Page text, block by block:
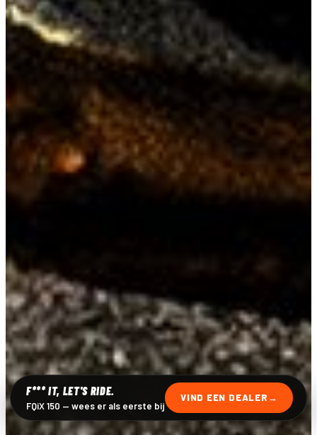
F*** IT, LET'S RIDE.
FQiX 150 — wees er als eerste bij
VIND EEN DEALER